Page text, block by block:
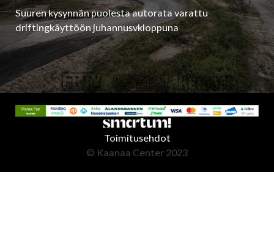
Suuren kysynnän puolesta autorata varattu
driftingkäyttöön juhannusvkloppuna
Toimitusehdot
© Kaanaa Center 2023